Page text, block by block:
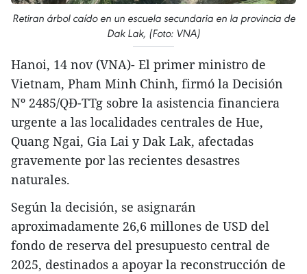
Retiran árbol caído en un escuela secundaria en la provincia de
Dak Lak, (Foto: VNA)
Hanoi, 14 nov (VNA)- El primer ministro de
Vietnam, Pham Minh Chinh, firmó la Decisión
Nº 2485/QĐ-TTg sobre la asistencia financiera
urgente a las localidades centrales de Hue,
Quang Ngai, Gia Lai y Dak Lak, afectadas
gravemente por las recientes desastres
naturales.
Según la decisión, se asignarán
aproximadamente 26,6 millones de USD del
fondo de reserva del presupuesto central de
2025, destinados a apoyar la reconstrucción de